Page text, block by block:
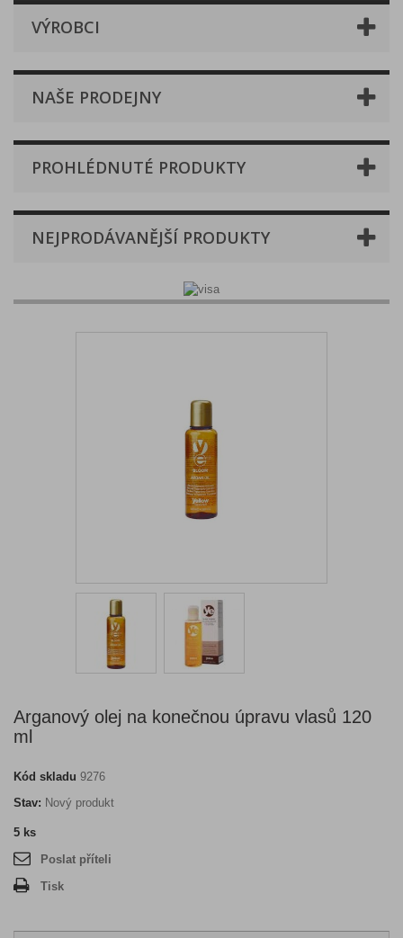
VÝROBCI
NAŠE PRODEJNY
PROHLÉDNUTÉ PRODUKTY
NEJPRODÁVANĚJŠÍ PRODUKTY
Arganový olej na konečnou úpravu vlasů 120
ml
Kód skladu 9276
Stav: Nový produkt
5 ks
Poslat příteli
Tisk